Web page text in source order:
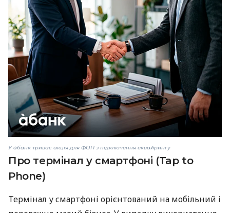
У àбанк триває акція для ФОП з підключення еквайрингу
Про термінал у смартфоні (Tap to
Phone)
Термінал у смартфоні орієнтований на мобільний і